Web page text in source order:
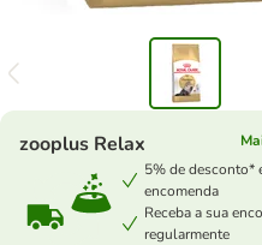
zooplus Relax
5% de desconto*
encomenda
Receba a sua
regularmente